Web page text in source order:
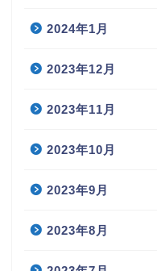
2024年1月
2023年12月
2023年11月
2023年10月
2023年9月
2023年8月